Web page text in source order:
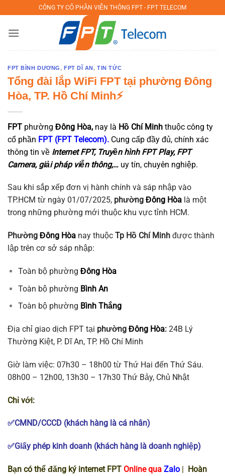
qua
nội
CÔNG TY CỔ PHẦN VIỄN THÔNG FPT - FPT TELECOM
FPT BÌNH DƯƠNG, FPT DĨ AN,TIN TỨC
Tổng đài lắp WiFi FPT tại phường Đông
Hòa, TP. Hồ Chí Minh⚡️
FPT phường Đông Hòa, nay là Hồ Chí Minh thuộc công ty
cổ phần FPT (FPT Telecom). Cung cấp đầy đủ, chính xác
thông tin về Internet FPT, Truyền hình FPT Play, FPT
Camera, giải pháp viễn thông,… uy tín, chuyên nghiệp.
Sau khi sắp xếp đơn vị hành chính và sáp nhập vào
TP.HCM từ ngày 01/07/2025, phường Đông Hòa là một
trong những phường mới thuộc khu vực tỉnh HCM.
Phường Đông Hòa nay thuộc Tp Hồ Chí Minh được thành
lập trên cơ sở sáp nhập:
Toàn bộ phường Đông Hòa
Toàn bộ phường Bình An
Toàn bộ phường Bình Thắng
Địa chỉ giao dịch FPT tại phường Đông Hòa: 24B Lý
Thường Kiệt, P. Dĩ An, TP. Hồ Chí Minh
Giờ làm việc: 07h30 – 18h00 từ Thứ Hai đến Thứ Sáu.
08h00 – 12h00, 13h30 – 17h30 Thứ Bảy, Chủ Nhật
Chỉ với:
✅CMND/CCCD (khách hàng là cá nhân)
✅Giấy phép kinh doanh (khách hàng là doanh nghiệp)
Bạn có thể đăng ký internet FPT Online qua Zalo | Hoàn